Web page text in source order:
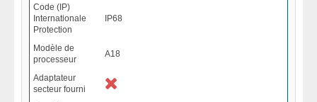
Code (IP)
Internationale
Protection
IP68
Modèle de
processeur
A18
Adaptateur
secteur fourni